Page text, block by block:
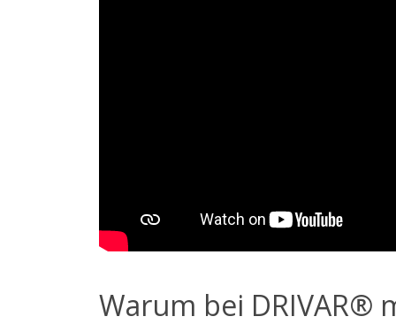
Warum bei DRIVAR®